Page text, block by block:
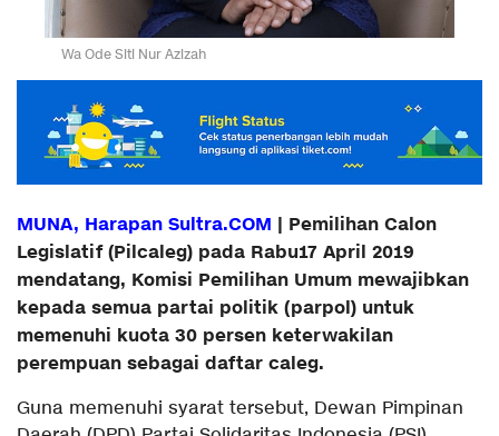
Wa Ode Siti Nur Azizah
MUNA, Harapan Sultra.COM | Pemilihan Calon
Legislatif (Pilcaleg) pada Rabu17 April 2019
mendatang, Komisi Pemilihan Umum mewajibkan
kepada semua partai politik (parpol) untuk
memenuhi kuota 30 persen keterwakilan
perempuan sebagai daftar caleg.
Guna memenuhi syarat tersebut, Dewan Pimpinan